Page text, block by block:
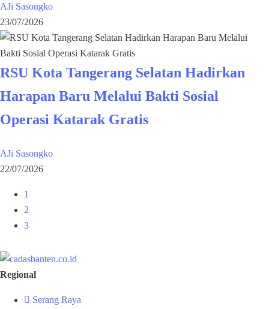
AJi Sasongko
23/07/2026
RSU Kota Tangerang Selatan Hadirkan
Harapan Baru Melalui Bakti Sosial
Operasi Katarak Gratis
AJi Sasongko
22/07/2026
1
2
3
Regional
Serang Raya